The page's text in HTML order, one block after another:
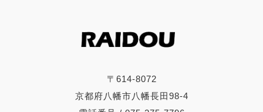
〒614-8072
京都府八幡市八幡長田98-4